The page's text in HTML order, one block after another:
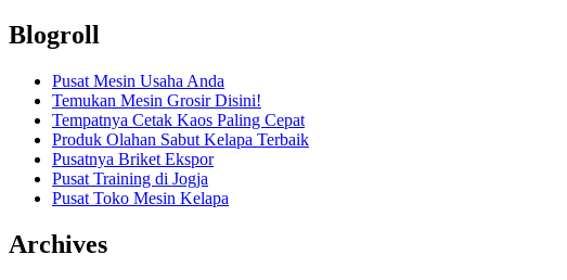
Blogroll
Pusat Mesin Usaha Anda
Temukan Mesin Grosir Disini!
Tempatnya Cetak Kaos Paling Cepat
Produk Olahan Sabut Kelapa Terbaik
Pusatnya Briket Ekspor
Pusat Training di Jogja
Pusat Toko Mesin Kelapa
Archives